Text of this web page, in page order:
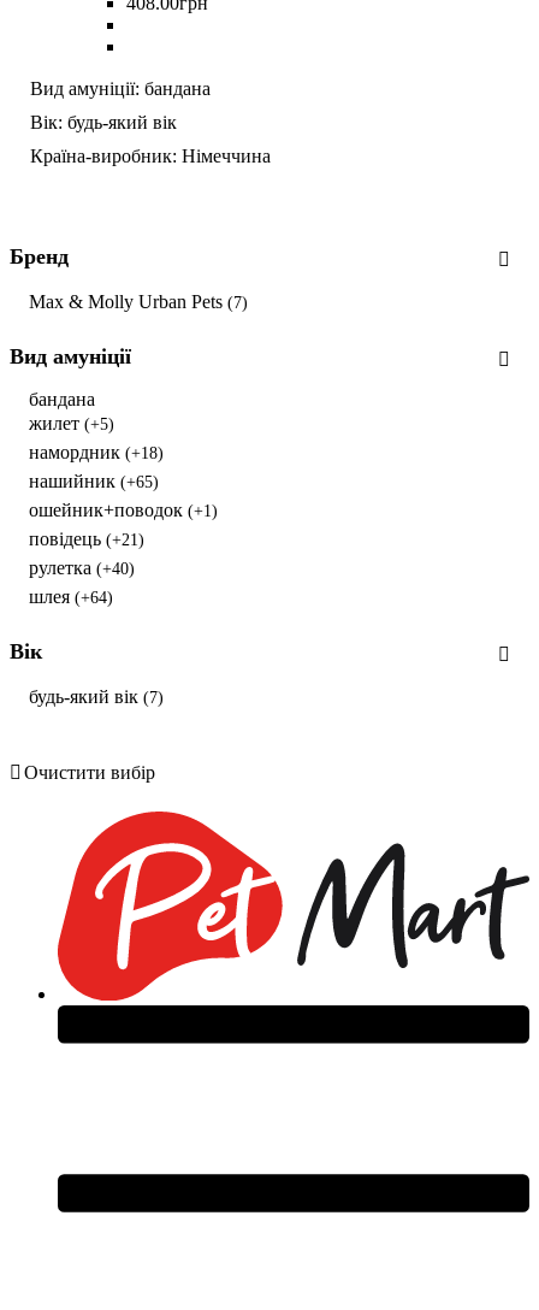
Вид амуніції: бандана
Вік: будь-який вік
Країна-виробник: Німеччина
Бренд
Max & Molly Urban Pets (7)
Вид амуніції
бандана
жилет (+5)
намордник (+18)
нашийник (+65)
ошейник+поводок (+1)
повідець (+21)
рулетка (+40)
шлея (+64)
Вік
будь-який вік (7)
Очистити вибір